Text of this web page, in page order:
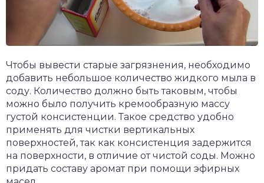
Чтобы вывести старые загрязнения, необходимо
добавить небольшое количество жидкого мыла в
соду. Количество должно быть таковым, чтобы
можно было получить кремообразную массу
густой консистенции. Такое средство удобно
применять для чистки вертикальных
поверхностей, так как консистенция задержится
на поверхности, в отличие от чистой соды. Можно
придать составу аромат при помощи эфирных